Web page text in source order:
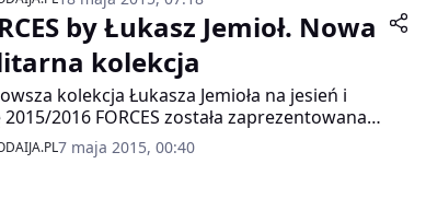
Mercedes-Benz Fashion Weekend Warsaw.
w Soho Factory przyciągnęła gwiazdy i
mody.
by Łukasz Jemioł. Nowa
kolekcja
kolekcja Łukasza Jemioła na jesień i
2016 FORCES została zaprezentowana
podczas Fashion Week Poland. Linia BASIC
to kombinacja klasycznej elegancji
7 maja 2015, 00:40